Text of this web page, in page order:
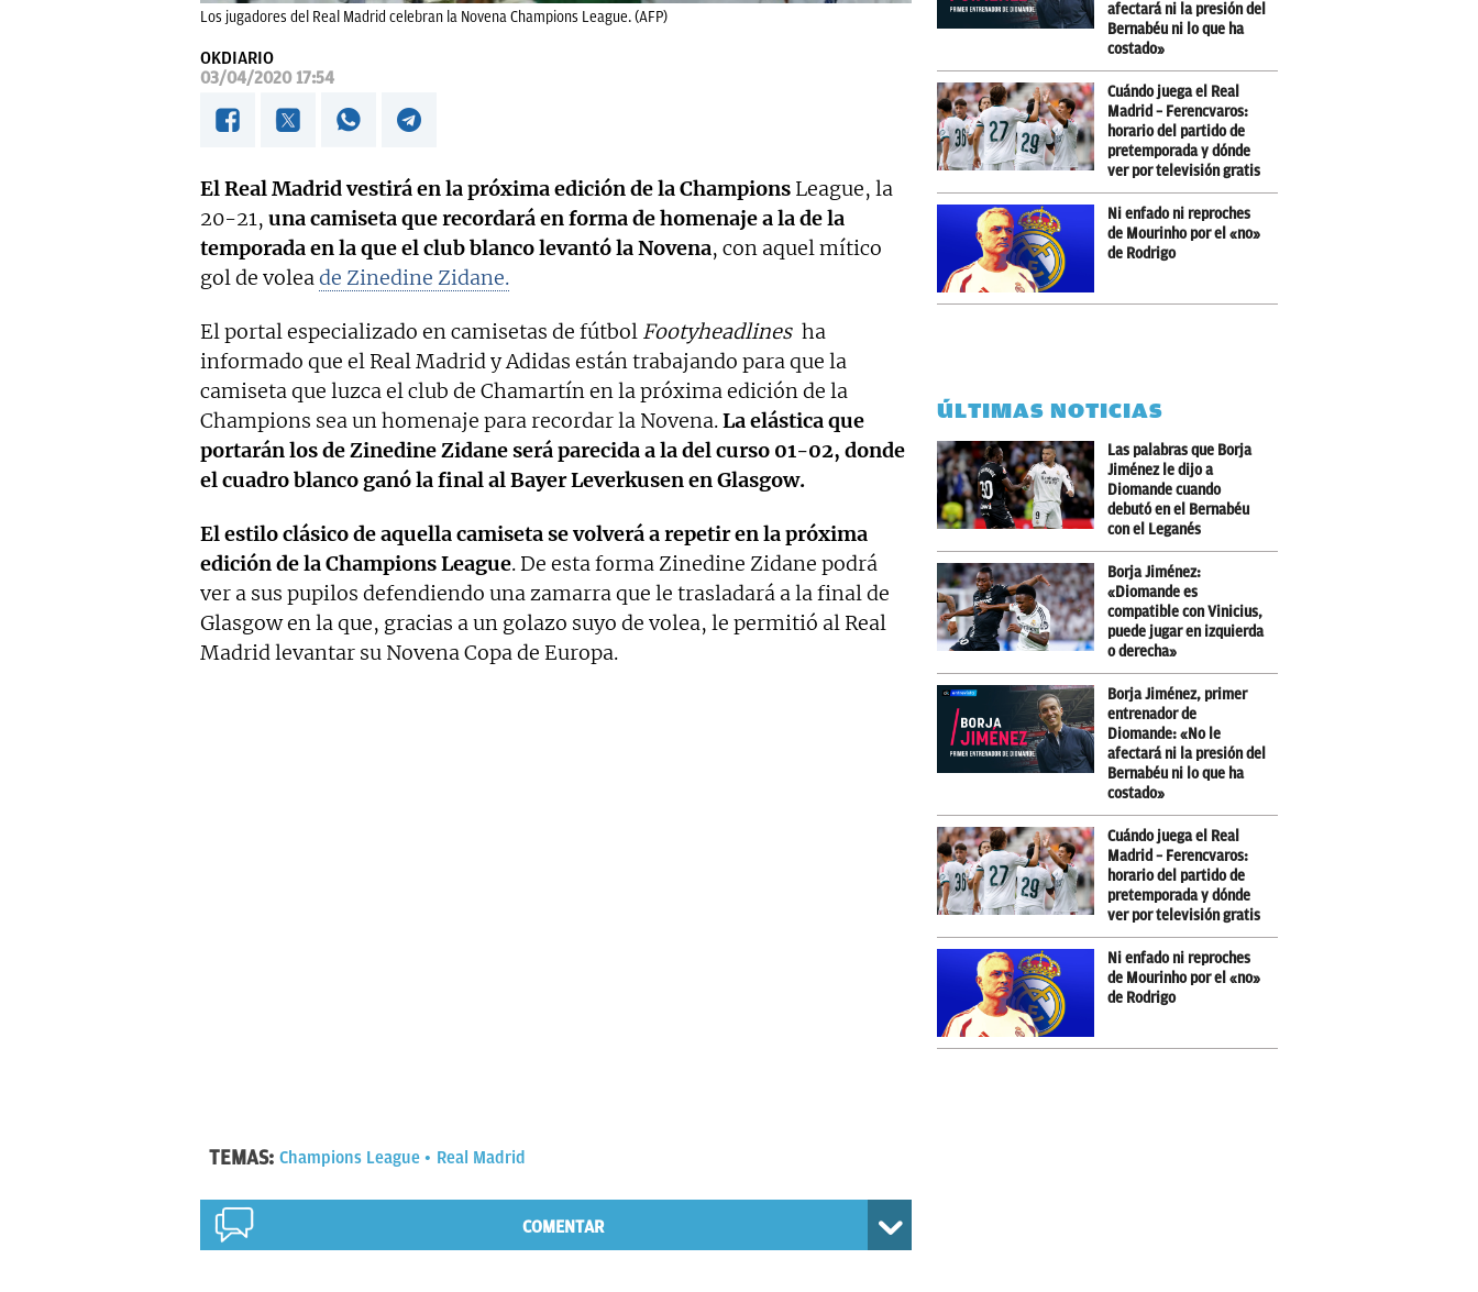
Los jugadores del Real Madrid celebran la Novena Champions League. (AFP)
OKDIARIO
03/04/2020 17:54
El Real Madrid vestirá en la próxima edición de la Champions League, la
20-21, una camiseta que recordará en forma de homenaje a la de la
temporada en la que el club blanco levantó la Novena, con aquel mítico
gol de voleade Zinedine Zidane.
El portal especializado en camisetas de fútbol Footyheadlines ha
informado que el Real Madrid y Adidas están trabajando para que la
camiseta que luzca el club de Chamartín en la próxima edición de la
Champions sea un homenaje para recordar la Novena.La elástica que
portarán los de Zinedine Zidane será parecida a la del curso 01-02, donde
el cuadro blanco ganó la final al Bayer Leverkusen en Glasgow.
El estilo clásico de aquella camiseta se volverá a repetir en la próxima
edición de la Champions League. De esta forma Zinedine Zidane podrá
ver a sus pupilos defendiendo una zamarra que le trasladará a la final de
Glasgow en la que, gracias a un golazo suyo de volea, le permitió al Real
Madrid levantar su Novena Copa de Europa.
TEMAS: Champions League Real Madrid
COMENTAR
afectará ni la presión del
Bernabéu ni lo que ha
costado»
Cuándo juega el Real
Madrid – Ferencvaros:
horario del partido de
pretemporada y dónde
ver por televisión gratis
Ni enfado ni reproches
de Mourinho por el «no»
de Rodrigo
ÚLTIMAS NOTICIAS
Las palabras que Borja
Jiménez le dijo a
Diomande cuando
debutó en el Bernabéu
con el Leganés
Borja Jiménez:
«Diomande es
compatible con Vinicius,
puede jugar en izquierda
o derecha»
Borja Jiménez, primer
entrenador de
Diomande: «No le
afectará ni la presión del
Bernabéu ni lo que ha
costado»
Cuándo juega el Real
Madrid – Ferencvaros:
horario del partido de
pretemporada y dónde
ver por televisión gratis
Ni enfado ni reproches
de Mourinho por el «no»
de Rodrigo